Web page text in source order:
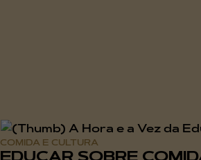
COMIDA E CULTURA